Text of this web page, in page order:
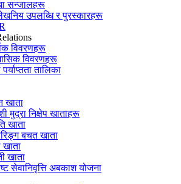
सन्जालहरू
उपलब्धि र पुरस्कारहरू
विवरणहरू
विवरणहरू
तालिका
खाता
मुद्रा निक्षेप खाताहरू
खाता
बचत खाता
खाता
सेवानिवृत्ति अबकाश योजना